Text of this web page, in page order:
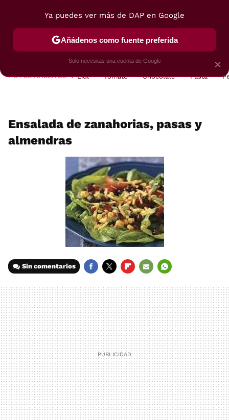
POSTRES VIAJES SELECCIÓN VEGUI
HOY SE HABLA DE Lidl Tomate Chocolate Pasta
Ensalada de zanahorias, pasas y
almendras
Sin comentarios
MAIL
×
Ya puedes ver más de DAP en Google
Añádenos como fuente preferida
Solo necesitas una cuenta de Google